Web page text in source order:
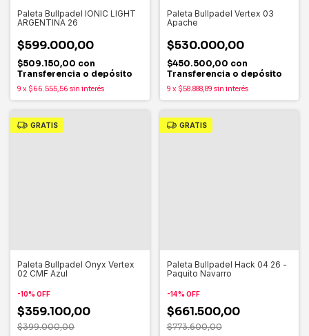
Paleta Bullpadel IONIC LIGHT
ARGENTINA 26
$599.000,00
$509.150,00 con
Transferencia o depósito
9 x $66.555,56 sin interés
Paleta Bullpadel Vertex 03
Apache
$530.000,00
$450.500,00 con
Transferencia o depósito
9 x $58.888,89 sin interés
GRATIS
Paleta Bullpadel Onyx Vertex
02 CMF Azul
-10% OFF
$359.100,00
$399.000,00
GRATIS
Paleta Bullpadel Hack 04 26 -
Paquito Navarro
-14% OFF
$661.500,00
$773.600,00